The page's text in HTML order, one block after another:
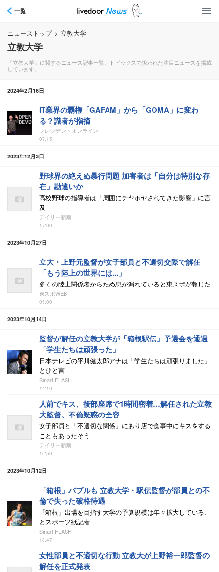
一覧
ニューストップ > 立教大学
立教大学
『立教大学』に関するニュース記事一覧。トピックスで扱われた注目ニュースを掲載
しています。
2024年2月16日
IT業界の覇権「GAFAM」から「GOMA」に変わ
る？識者が指摘
プレジデントオンライン
07:15
2023年12月3日
野球界の絶えぬ暴行問題 加害者は「自分は特別な存
在」勘違いか
高校野球の指導者は「周囲にチヤホヤされてきた影響」に言
及
デイリー新潮
17:00
2023年10月27日
立大・上野元監督が女子部員と不適切交際で解任
「もう陸上の世界には...」
多くの陸上関係者からため息が漏れていると東スポが報じた
東スポWEB
05:00
2023年10月14日
監督が解任の立教大学が「箱根駅伝」予選会を通過
「学生たちは頑張った」
日本テレビの平川健太郎アナは「学生たちは頑張りました」
とひと言
Smart FLASH
14:10
人前でキス、後部座席で1時間密着…解任された立教
大監督、不倫疑惑の全容
女子部員と「不適切な関係」にあり店で食事中にキスをする
こともあったそう
デイリー新潮
10:59
2023年10月12日
「箱根」バブルも 立教大学・駅伝監督が部員との不
倫で失った破格待遇
「箱根」出場を目指す大学の予算規模は年々拡大している、
とスポーツ紙記者
Smart FLASH
18:47
女性部員と不適切な行動 立教大が上野裕一郎監督の
解任を正式発表